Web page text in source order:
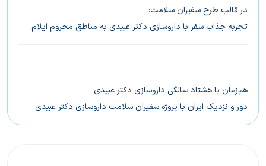
در قالب طرح سفیران سلامت:
تجربه جذاب سفر با داروسازی دکتر عبیدی به مناطق محروم ایلام
هم‌‌زمان با هشتاد سالگی داروسازی دکتر عبیدی
دور و نزدیک ایران با پروژه سفیران سلامت داروسازی دکتر عبیدی